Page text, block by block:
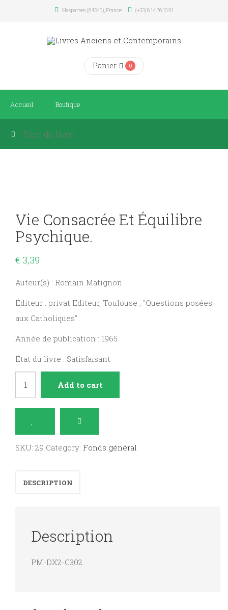
Hasparren (64240), France (+33) 6 14 76 10 91
Panier 0
Accueil Boutique
Vie Consacrée Et Équilibre
Psychique.
€ 3,39
Auteur(s) : Romain Matignon
Éditeur : privat Editeur, Toulouse ; "Questions posées
aux Catholiques".
Année de publication : 1965
État du livre : Satisfaisant
et
équilibre
Add to cart
SKU: 29 Category: Fonds général
DESCRIPTION
Description
PM-DX2-C302.